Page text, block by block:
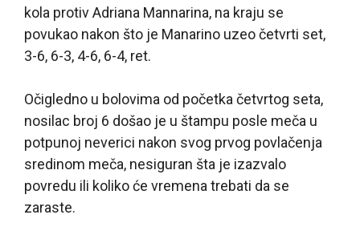
kola protiv Adriana Mannarina, na kraju se
povukao nakon što je Manarino uzeo četvrti set,
3-6, 6-3, 4-6, 6-4, ret.
Očigledno u bolovima od početka četvrtog seta,
nosilac broj 6 došao je u štampu posle meča u
potpunoj neverici nakon svog prvog povlačenja
sredinom meča, nesiguran šta je izazvalo
povredu ili koliko će vremena trebati da se
zaraste.